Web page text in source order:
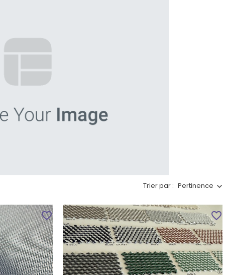
Trier par : Pertinence
favorite_border favorite_border